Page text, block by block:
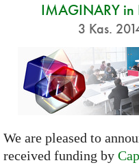
IMAGINARY in
3 Kas.
We are pleased to
received funding by